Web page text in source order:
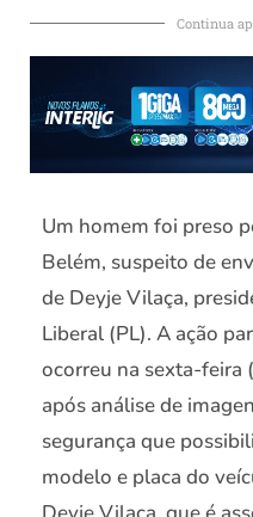
Continua
Um homem foi preso
Belém, suspeito de
de Deyje Vilaça,
Liberal (PL). A ação
ocorreu na sexta-feira
após análise de
segurança que
modelo e placa do